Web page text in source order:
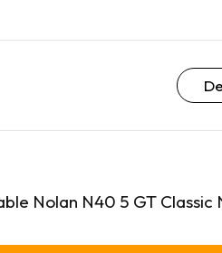
Nolan N40 5 GT Classic